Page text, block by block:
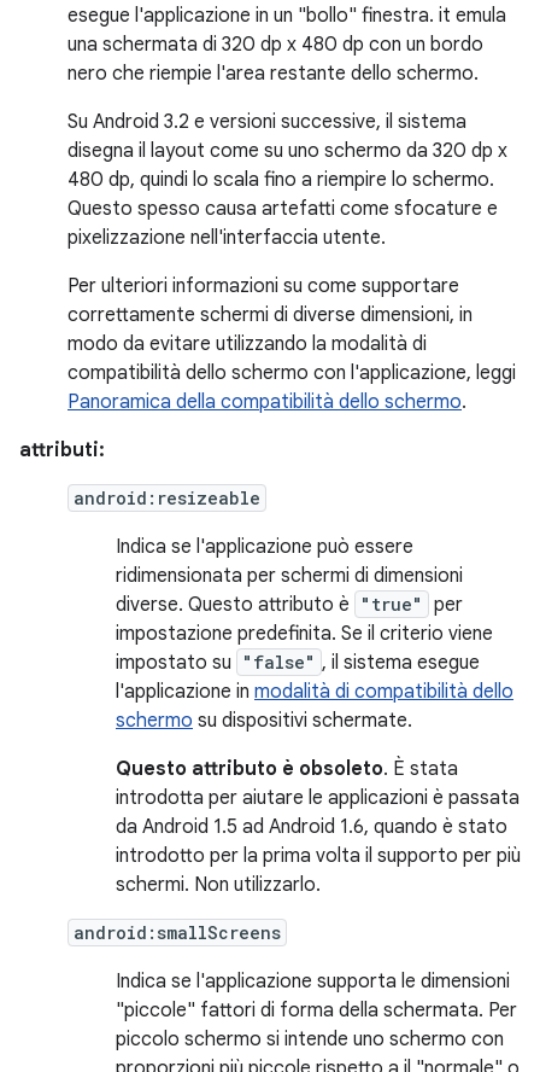
esegue l'applicazione in un "bollo" finestra. it emula
una schermata di 320 dp x 480 dp con un bordo
nero che riempie l'area restante dello schermo.
Su Android 3.2 e versioni successive, il sistema
disegna il layout come su uno schermo da 320 dp x
480 dp, quindi lo scala fino a riempire lo schermo.
Questo spesso causa artefatti come sfocature e
pixelizzazione nell'interfaccia utente.
Per ulteriori informazioni su come supportare
correttamente schermi di diverse dimensioni, in
modo da evitare utilizzando la modalità di
compatibilità dello schermo con l'applicazione, leggi
Panoramica della compatibilità dello schermo.
attributi:
android:resizeable
Indica se l'applicazione può essere
ridimensionata per schermi di dimensioni
diverse. Questo attributo è
"true"
per
impostazione predefinita. Se il criterio viene
impostato su
"false" , il sistema esegue
l'applicazione in modalità di compatibilità dello
schermo su dispositivi schermate.
Questo attributo è obsoleto. È stata
introdotta per aiutare le applicazioni è passata
da Android 1.5 ad Android 1.6, quando è stato
introdotto per la prima volta il supporto per più
schermi. Non utilizzarlo.
android:smallScreens
Indica se l'applicazione supporta le dimensioni
"piccole" fattori di forma della schermata. Per
piccolo schermo si intende uno schermo con